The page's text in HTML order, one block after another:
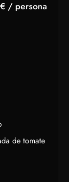
/ persona
de tomate